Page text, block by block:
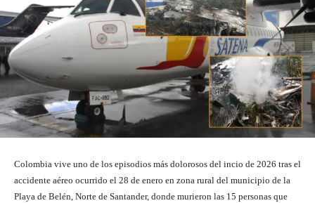
Colombia vive uno de los episodios más dolorosos del incio de 2026 tras el
accidente aéreo ocurrido el 28 de enero en zona rural del municipio de la
Playa de Belén, Norte de Santander, donde murieron las 15 personas que